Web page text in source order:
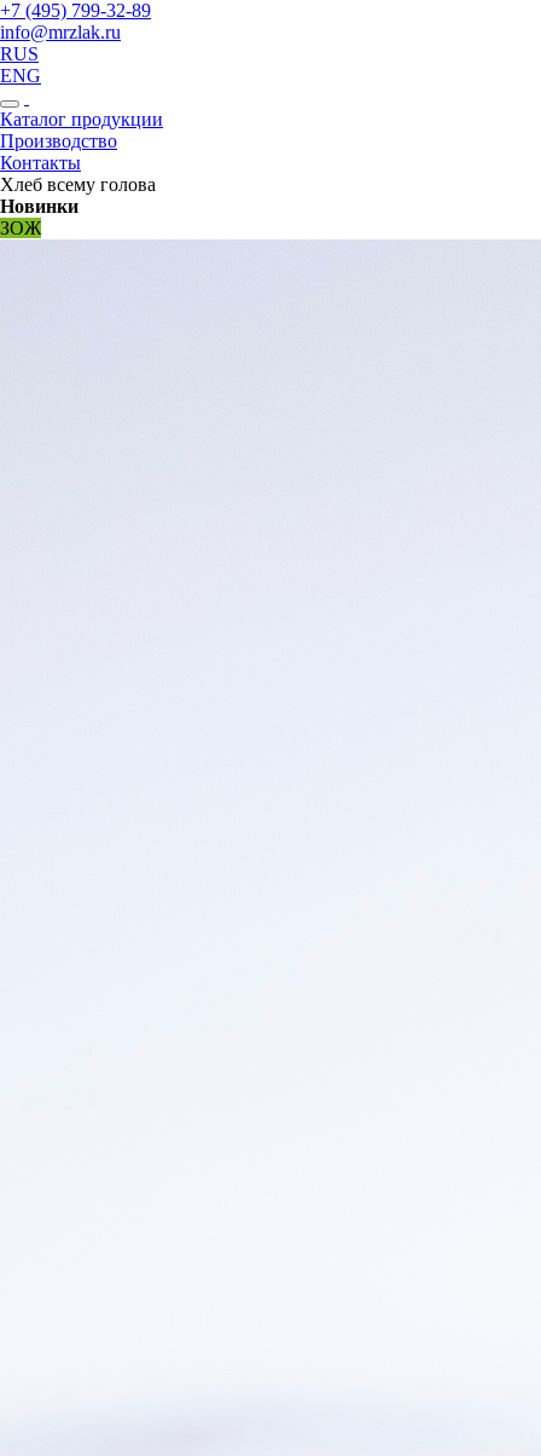
+7 (495) 799-32-89
info@mrzlak.ru
RUS
ENG
Каталог продукции
Производство
Контакты
Хлеб всему голова
Новинки
ЗОЖ